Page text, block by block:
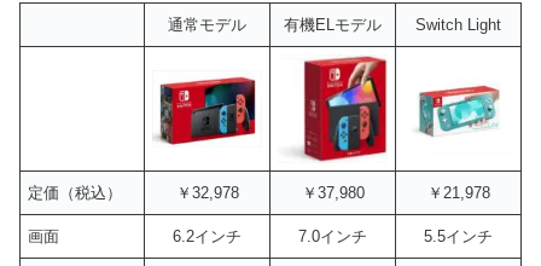
通常モデル 有機ELモデル Switch Light
定価（税込） ￥32,978 ￥37,980 ￥21,978
画面 6.2インチ 7.0インチ 5.5インチ